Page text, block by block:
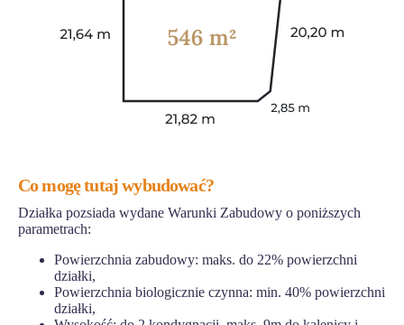
Co mogę tutaj wybudować?
Działka pozsiada wydane Warunki Zabudowy o poniższych
parametrach:
Powierzchnia zabudowy: maks. do 22% powierzchni
działki,
Powierzchnia biologicznie czynna: min. 40% powierzchni
działki,